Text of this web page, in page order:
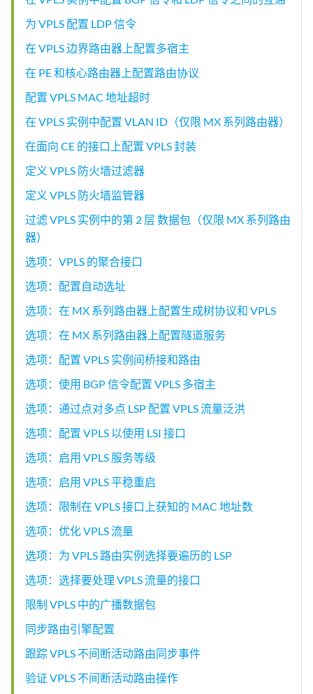
    Name             Type          NhType          Index
        Composition: flood-to-all
        Flooding to:
        vt-0/3/0.1048834 VE             indr            262144
        vt-0/3/0.1048835 VE             indr            262145
  Flood route prefix: 0x49/32
  Flood route owner: vt-0/3/0.1048833
  Flood group name: m1
  Nexthop type: comp
  Nexthop index: 587
    Flooding to:
    Name             Type          NhType          Index
    __ves__          Group          comp            586
        Flooding to:
        Name             Type          NhType          Index
   Local interface: vt-0/3/0.1048835, Index: 75
   Remote PE: 10.255.170.102
     Multicast bytes  :                    60
     Flooded packets  :                     2
为 VPLS 配置 LDP 信令
在 VPLS 边界路由器上配置多宿主
在 PE 和核心路由器上配置路由协议
配置 VPLS MAC 地址超时
在 VPLS 实例中配置 VLAN ID（仅限 MX 系列路由器）
在面向 CE 的接口上配置 VPLS 封装
定义 VPLS 防火墙过滤器
定义 VPLS 防火墙监管器
过滤 VPLS 实例中的第 2 层 数据包（仅限 MX 系列路由
器）
选项：VPLS 的聚合接口
选项：配置自动选址
选项：在 MX 系列路由器上配置生成树协议和 VPLS
选项：在 MX 系列路由器上配置隧道服务
选项：配置 VPLS 实例间桥接和路由
选项：使用 BGP 信令配置 VPLS 多宿主
选项：通过点对多点 LSP 配置 VPLS 流量泛洪
选项：配置 VPLS 以使用 LSI 接口
选项：启用 VPLS 服务等级
选项：启用 VPLS 平稳重启
选项：限制在 VPLS 接口上获知的 MAC 地址数
选项：优化 VPLS 流量
选项：为 VPLS 路由实例选择要遍历的 LSP
选项：选择要处理 VPLS 流量的接口
限制 VPLS 中的广播数据包
同步路由引擎配置
跟踪 VPLS 不间断活动路由同步事件
验证 VPLS 不间断活动路由操作